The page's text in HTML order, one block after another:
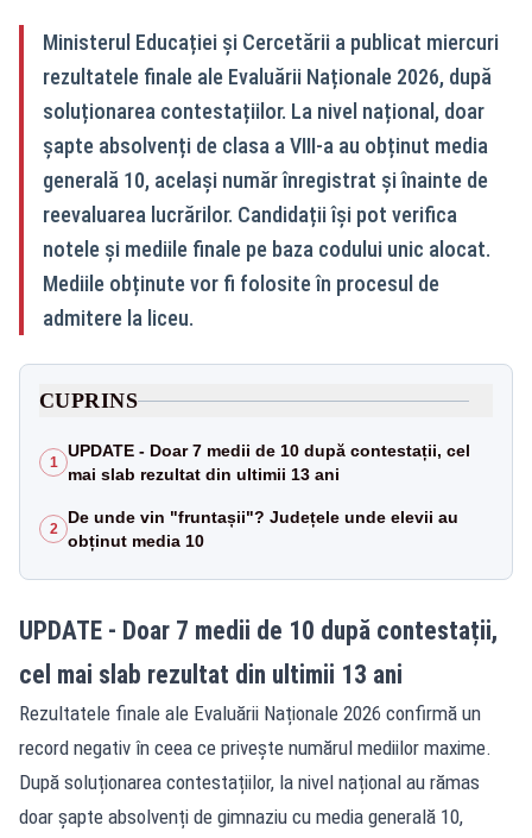
Ministerul Educației și Cercetării a publicat miercuri
rezultatele finale ale Evaluării Naționale 2026, după
soluționarea contestațiilor. La nivel național, doar
șapte absolvenți de clasa a VIII-a au obținut media
generală 10, același număr înregistrat și înainte de
reevaluarea lucrărilor. Candidații își pot verifica
notele și mediile finale pe baza codului unic alocat.
Mediile obținute vor fi folosite în procesul de
admitere la liceu.
CUPRINS
1
UPDATE - Doar 7 medii de 10 după contestații, cel
mai slab rezultat din ultimii 13 ani
2
De unde vin "fruntașii"? Județele unde elevii au
obținut media 10
UPDATE - Doar 7 medii de 10 după contestații,
cel mai slab rezultat din ultimii 13 ani
Rezultatele finale ale Evaluării Naționale 2026 confirmă un
record negativ în ceea ce privește numărul mediilor maxime.
După soluționarea contestațiilor, la nivel național au rămas
doar șapte absolvenți de gimnaziu cu media generală 10,